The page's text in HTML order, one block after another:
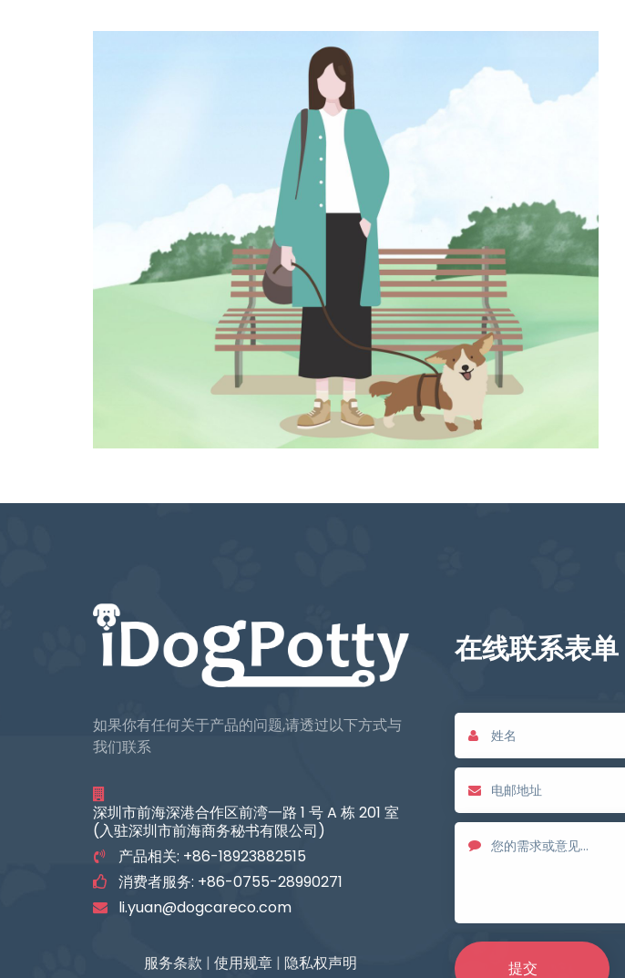
如果你有任何关于产品的问题,请透过以下方式与
我们联系
深圳市前海深港合作区前湾一路 1 号 A 栋 201 室
(入驻深圳市前海商务秘书有限公司)
产品相关: +86-18923882515
消费者服务: +86-0755-28990271
li.yuan@dogcareco.com
服务条款 |使用规章 |隐私权声明
在线联系表单